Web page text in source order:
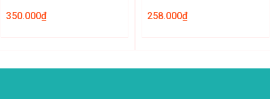
350.000₫ 258.000₫